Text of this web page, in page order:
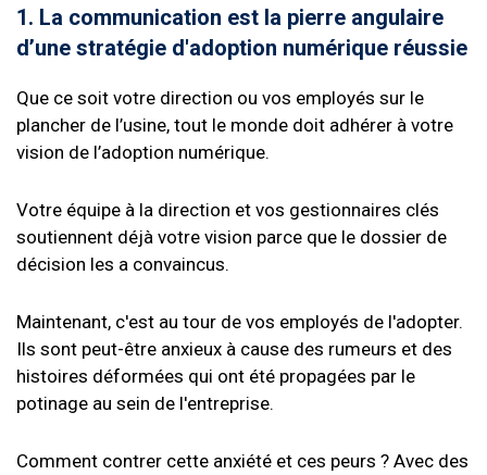
1. La communication est la pierre angulaire
d’une stratégie d'adoption numérique réussie
Que ce soit votre direction ou vos employés sur le
plancher de l’usine, tout le monde doit adhérer à votre
vision de l’adoption numérique.
Votre équipe à la direction et vos gestionnaires clés
soutiennent déjà votre vision parce que le dossier de
décision les a convaincus.
Maintenant, c'est au tour de vos employés de l'adopter.
Ils sont peut-être anxieux à cause des rumeurs et des
histoires déformées qui ont été propagées par le
potinage au sein de l'entreprise.
Comment contrer cette anxiété et ces peurs ? Avec des